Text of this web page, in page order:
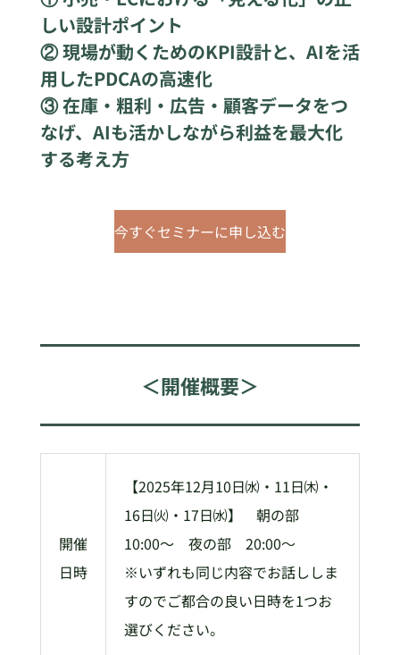
しい設計ポイント
② 現場が動くためのKPI設計と、AIを活
用したPDCAの高速化
③ 在庫・粗利・広告・顧客データをつ
なげ、AIも活かしながら利益を最大化
する考え方
今すぐセミナーに申し込む
＜開催概要＞
開催
日時
【2025年12月10日㈬・11日㈭・
16日㈫・17日㈬】 朝の部
10:00〜 夜の部 20:00～
※いずれも同じ内容でお話ししま
すのでご都合の良い日時を1つお
選びください。